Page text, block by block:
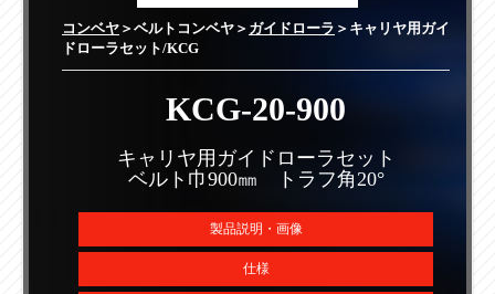
コンベヤ ＞ベルトコンベヤ＞ ガイドローラ ＞キャリヤ用ガイ
ドローラセット/KCG
KCG-20-900
キャリヤ用ガイドローラセット
ベルト巾900㎜ トラフ角20°
製品説明・画像
仕様